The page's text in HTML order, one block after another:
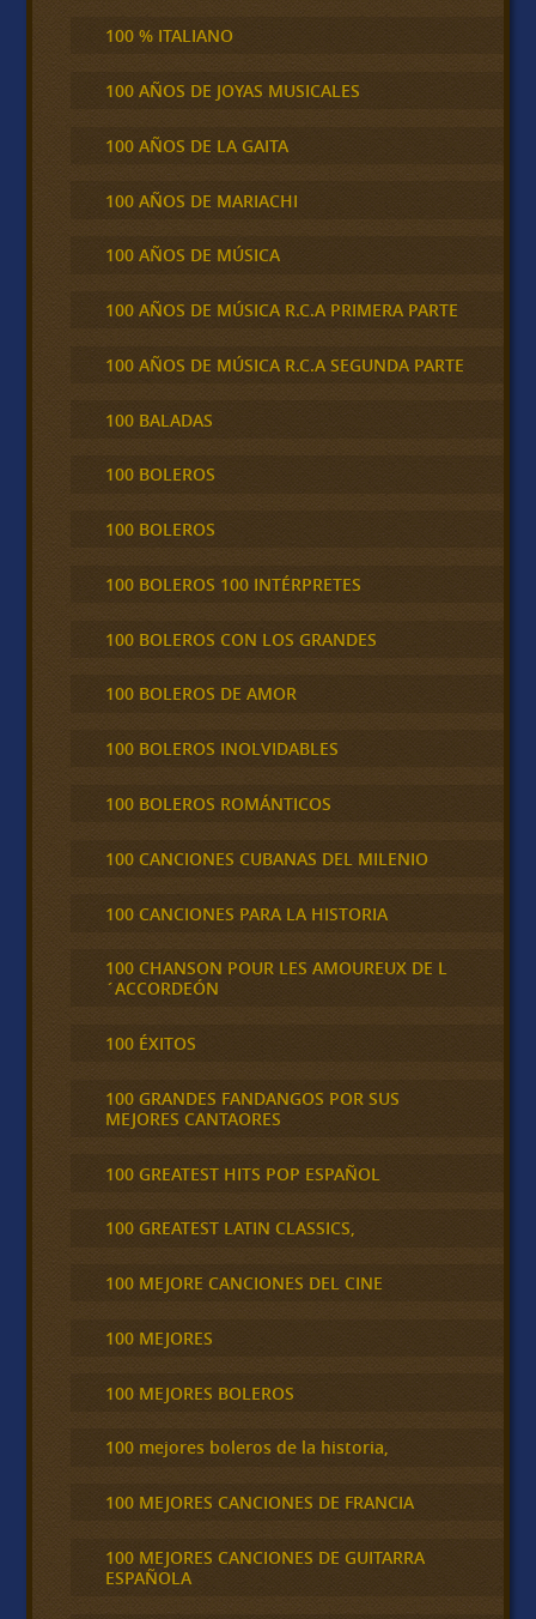
100 % ITALIANO
100 AÑOS DE JOYAS MUSICALES
100 AÑOS DE LA GAITA
100 AÑOS DE MARIACHI
100 AÑOS DE MÚSICA
100 AÑOS DE MÚSICA R.C.A PRIMERA PARTE
100 AÑOS DE MÚSICA R.C.A SEGUNDA PARTE
100 BALADAS
100 BOLEROS
100 BOLEROS
100 BOLEROS 100 INTÉRPRETES
100 BOLEROS CON LOS GRANDES
100 BOLEROS DE AMOR
100 BOLEROS INOLVIDABLES
100 BOLEROS ROMÁNTICOS
100 CANCIONES CUBANAS DEL MILENIO
100 CANCIONES PARA LA HISTORIA
100 CHANSON POUR LES AMOUREUX DE L
´ACCORDEÓN
100 ÉXITOS
100 GRANDES FANDANGOS POR SUS
MEJORES CANTAORES
100 GREATEST HITS POP ESPAÑOL
100 GREATEST LATIN CLASSICS,
100 MEJORE CANCIONES DEL CINE
100 MEJORES
100 MEJORES BOLEROS
100 mejores boleros de la historia,
100 MEJORES CANCIONES DE FRANCIA
100 MEJORES CANCIONES DE GUITARRA
ESPAÑOLA